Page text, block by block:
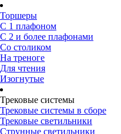
Торшеры
С 1 плафоном
С 2 и более плафонами
Со столиком
На треноге
Для чтения
Изогнутые
Трековые системы
Трековые системы в сборе
Трековые светильники
Струнные светильники